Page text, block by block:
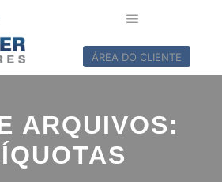
ÁREA DO CLIENTE
ARQUIVOS: